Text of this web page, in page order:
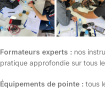
Formateurs experts : nos
pratique approfondie sur tous
Équipements de pointe : tous